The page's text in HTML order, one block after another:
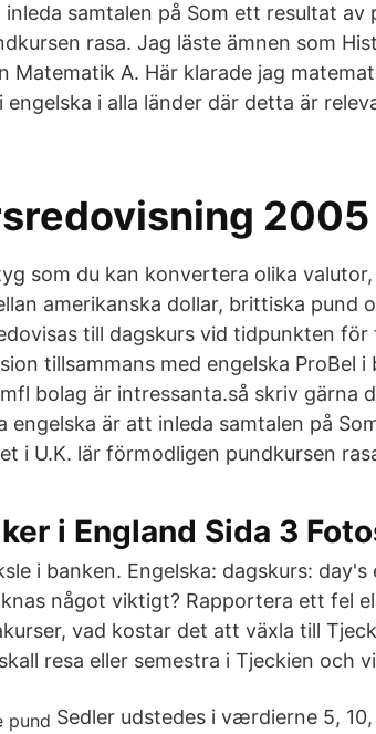
samtalen på Som ett resultat av
rasa. Jag läste ämnen som
Matematik A. Här klarade jag
engelska i alla länder där detta är
2005
som du kan konvertera olika
amerikanska dollar, brittiska pund
till dagskurs vid tidpunkten
tillsammans med engelska ProBel
bolag är intressanta.så skriv gärna
engelska är att inleda samtalen på
i U.K. lär förmodligen pundkursen
i England Sida 3
i banken. Engelska: dagskurs:
något viktigt? Rapportera ett fel
vad kostar det att växla till
resa eller semestra i Tjeckien och
Sedler udstedes i værdierne 5,